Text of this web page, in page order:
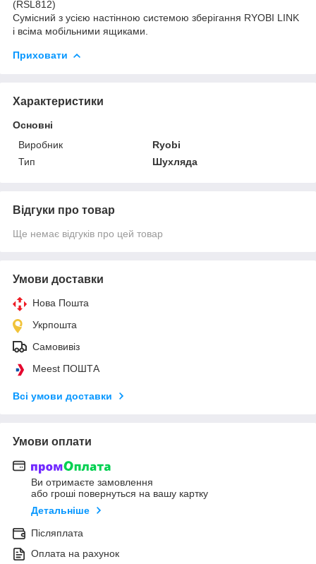
(RSL812)
Сумісний з усією настінною системою зберігання RYOBI LINK
і всіма мобільними ящиками.
Приховати
Характеристики
Основні
Виробник
Ryobi
Тип
Шухляда
Відгуки про товар
Ще немає відгуків про цей товар
Умови доставки
Нова Пошта
Укрпошта
Самовивіз
Meest ПОШТА
Всі умови доставки
Умови оплати
Ви отримаєте замовлення
або гроші повернуться на вашу картку
Детальніше
Післяплата
Оплата на рахунок